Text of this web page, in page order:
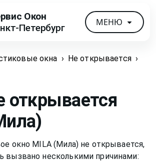
Окон
Петербург
МЕНЮ
окна › Не открывается ›
открывается
окно MILA (Мила) не открывается,
вызвано несколькими причинами: